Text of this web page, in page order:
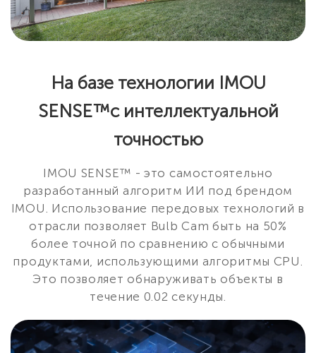
На базе технологии IMOU
SENSE™с интеллектуальной
точностью
IMOU SENSE™ - это самостоятельно
разработанный алгоритм ИИ под брендом
IMOU. Использование передовых технологий в
отрасли позволяет Bulb Cam быть на 50%
более точной по сравнению с обычными
продуктами, использующими алгоритмы CPU.
Это позволяет обнаруживать объекты в
течение 0.02 секунды.